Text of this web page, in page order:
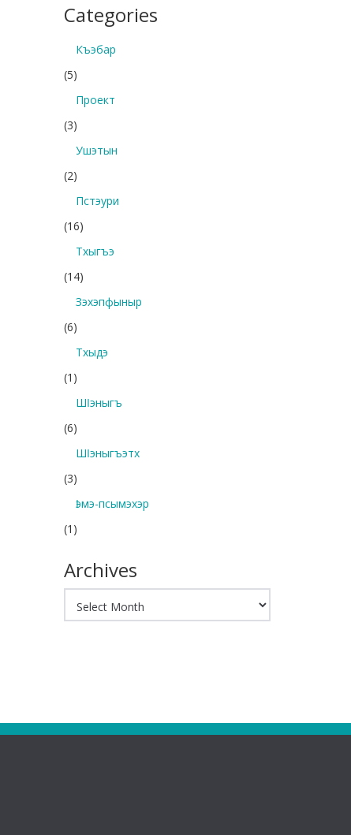
Categories
Къэбар
(5)
Проект
(3)
Ушэтын
(2)
Пстэури
(16)
Тхыгъэ
(14)
Зэхэпфыныр
(6)
Тхыдэ
(1)
Шӏэныгъ
(6)
Шӏэныгъэтх
(3)
Ӏэмэ-псымэхэр
(1)
Archives